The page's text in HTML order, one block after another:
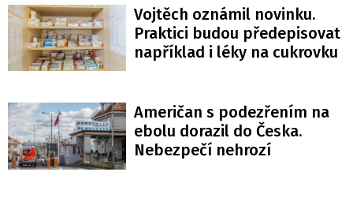
Vojtěch oznámil novinku.
Praktici budou předepisovat
například i léky na cukrovku
Američan s podezřením na
ebolu dorazil do Česka.
Nebezpečí nehrozí